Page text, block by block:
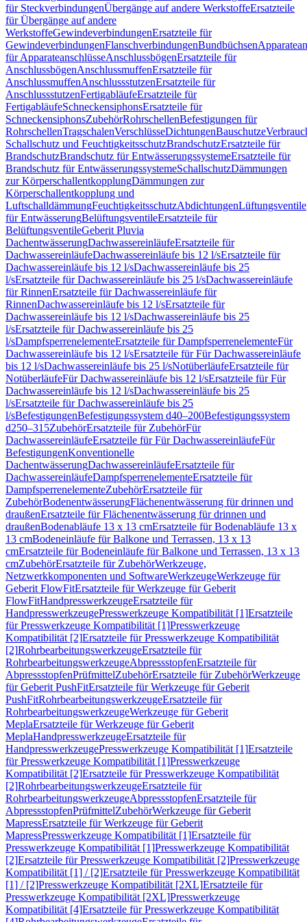
für SteckverbindungenÜbergänge auf andere WerkstoffeErsatzteile
für Übergänge auf andere
WerkstoffeGewindeverbindungenErsatzteile für
GewindeverbindungenFlanschverbindungenBundbüchsen
für ApparateanschlüsseAnschlussbögenErsatzteile für
AnschlussbögenAnschlussmuffenErsatzteile für
AnschlussmuffenAnschlussstutzenErsatzteile für
AnschlussstutzenFertigabläufeErsatzteile für
FertigabläufeSchneckensiphonsErsatzteile für
SchneckensiphonsZubehörRohrschellenBefestigungen für
RohrschellenTragschalenVerschlüsseDichtungenBauschutze
Schallschutz und FeuchtigkeitsschutzBrandschutzErsatzteile für
BrandschutzBrandschutz für EntwässerungssystemeErsatzteile für
Brandschutz für EntwässerungssystemeSchallschutzDämmungen
zur KörperschallentkopplungDämmungen zur
Körperschallentkopplung und
LuftschalldämmungFeuchtigkeitsschutzAbdichtungenLüftungsventile
für EntwässerungBelüftungsventileErsatzteile für
BelüftungsventileGeberit Pluvia
DachentwässerungDachwassereinläufeErsatzteile für
DachwassereinläufeDachwassereinläufe bis 12 l/sErsatzteile für
Dachwassereinläufe bis 12 l/sDachwassereinläufe bis 25
l/sErsatzteile für Dachwassereinläufe bis 25 l/sDachwassereinläufe
für RinnenErsatzteile für Dachwassereinläufe für
RinnenDachwassereinläufe bis 12 l/sErsatzteile für
Dachwassereinläufe bis 12 l/sDachwassereinläufe bis 25
l/sErsatzteile für Dachwassereinläufe bis 25
l/sDampfsperrenelementeErsatzteile für DampfsperrenelementeFür
Dachwassereinläufe bis 12 l/sErsatzteile für Für Dachwassereinläufe
bis 12 l/sDachwassereinläufe bis 25 l/sNotüberläufeErsatzteile für
NotüberläufeFür Dachwassereinläufe bis 12 l/sErsatzteile für Für
Dachwassereinläufe bis 12 l/sDachwassereinläufe bis 25
l/sErsatzteile für Dachwassereinläufe bis 25
l/sBefestigungenBefestigungssystem d40–200Befestigungssystem
d250–315ZubehörErsatzteile für ZubehörFür
DachwassereinläufeErsatzteile für Für DachwassereinläufeFür
BefestigungenKonventionelle
DachentwässerungDachwassereinläufeErsatzteile für
DachwassereinläufeDampfsperrenelementeErsatzteile für
DampfsperrenelementeZubehörErsatzteile für
ZubehörBodenentwässerungFlächenentwässerung für drinnen und
draußenErsatzteile für Flächenentwässerung für drinnen und
draußenBodenabläufe 13 x 13 cmErsatzteile für Bodenabläufe 13 x
13 cmBodeneinläufe für Balkone und Terrassen, 13 x 13
cmErsatzteile für Bodeneinläufe für Balkone und Terrassen, 13 x 13
cmZubehörErsatzteile für ZubehörWerkzeuge,
Netzwerkkomponenten und SoftwareWerkzeugeWerkzeuge für
Geberit FlowFitErsatzteile für Werkzeuge für Geberit
FlowFitHandpresswerkzeugeErsatzteile für
HandpresswerkzeugePresswerkzeuge Kompatibilität [1]Ersatzteile
für Presswerkzeuge Kompatibilität [1]Presswerkzeuge
Kompatibilität [2]Ersatzteile für Presswerkzeuge Kompatibilität
[2]RohrbearbeitungswerkzeugeErsatzteile für
RohrbearbeitungswerkzeugeAbpressstopfenErsatzteile für
AbpressstopfenPrüfmittelZubehörErsatzteile für ZubehörWerkzeuge
für Geberit PushFitErsatzteile für Werkzeuge für Geberit
PushFitRohrbearbeitungswerkzeugeErsatzteile für
RohrbearbeitungswerkzeugeWerkzeuge für Geberit
MeplaErsatzteile für Werkzeuge für Geberit
MeplaHandpresswerkzeugeErsatzteile für
HandpresswerkzeugePresswerkzeuge Kompatibilität [1]Ersatzteile
für Presswerkzeuge Kompatibilität [1]Presswerkzeuge
Kompatibilität [2]Ersatzteile für Presswerkzeuge Kompatibilität
[2]RohrbearbeitungswerkzeugeErsatzteile für
RohrbearbeitungswerkzeugeAbpressstopfenErsatzteile für
AbpressstopfenPrüfmittelZubehörWerkzeuge für Geberit
MapressErsatzteile für Werkzeuge für Geberit
MapressPresswerkzeuge Kompatibilität [1]Ersatzteile für
Presswerkzeuge Kompatibilität [1]Presswerkzeuge Kompatibilität
[2]Ersatzteile für Presswerkzeuge Kompatibilität [2]Presswerkzeuge
Kompatibilität [1] / [2]Ersatzteile für Presswerkzeuge Kompatibilität
[1] / [2]Presswerkzeuge Kompatibilität [2XL]Ersatzteile für
Presswerkzeuge Kompatibilität [2XL]Presswerkzeuge
Kompatibilität [4]Ersatzteile für Presswerkzeuge Kompatibilität